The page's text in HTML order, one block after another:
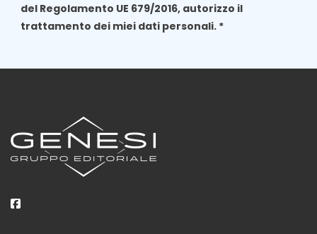
del Regolamento UE 679/2016, autorizzo il
trattamento dei miei dati personali. *